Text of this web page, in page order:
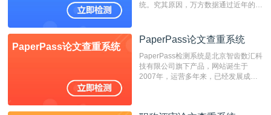
统。究其原因，万方数据通过近年的发
检测系统，其真实性和权威性无可厚
非。其次，相对于知网而言，万方检测
费用少，上手容易，是学生初次论文查
重的推荐系统。
PaperPass论文查重系统
PaperPass论文查重系统
PaperPass检测系统是北京智齿数汇科
技有限公司旗下产品，网站诞生于
2007年，运营多年来，已经发展成为